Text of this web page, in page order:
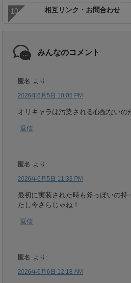
相互リンク・お問合わせ
みんなのコメント
匿名 より:
2026年6月5日 10:05 PM
オリキャラは汚染される心配ないの
返信
匿名 より:
2026年6月5日 11:33 PM
最初に実装された時も斧っぽいの持
たし今さらじゃね！
返信
匿名 より:
2026年6月6日 12:18 AM